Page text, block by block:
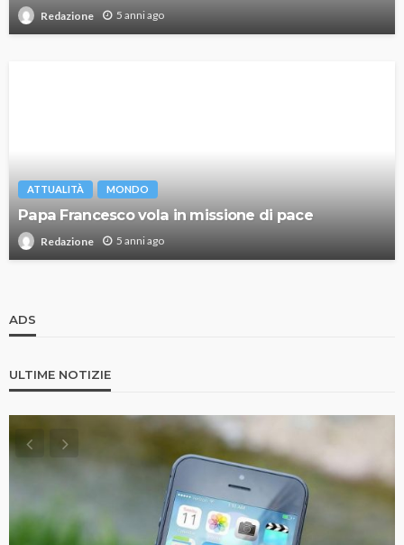
Redazione 5 anni ago
ATTUALITÀ MONDO
Papa Francesco vola in missione di pace
Redazione 5 anni ago
ADS
ULTIME NOTIZIE